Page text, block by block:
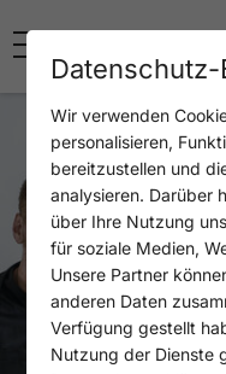
Wir verwenden
personalisieren,
bereitzustellen und
analysieren. Darüber
über Ihre Nutzung
für soziale Medien,
Unsere Partner
anderen Daten
Verfügung gestellt
Nutzung der Dienste